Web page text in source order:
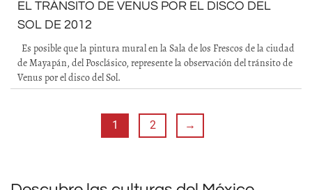
EL TRÁNSITO DE VENUS POR EL DISCO DEL
SOL DE 2012
Es posible que la pintura mural en la Sala de los Frescos de la ciudad
de Mayapán, del Posclásico, represente la observación del tránsito de
Venus por el disco del Sol.
1 2 →